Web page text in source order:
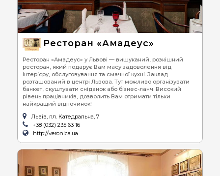
Ресторан «Амадеус»
Ресторан «Амадеус» у Львові — вишуканий, розкішний
ресторан, який подарує Вам масу задоволення від
інтер’єру, обслуговування та смачної кухні. Заклад
розташований в центрі Львова. Тут можливо організувати
банкет, скуштувати сніданок або бізнес-ланч. Високий
рівень працівників, дозволить Вам отримати тільки
найкращий відпочинок!
Львів, пл. Катедральна, 7
+38 (032) 235 63 16
http://veronica.ua